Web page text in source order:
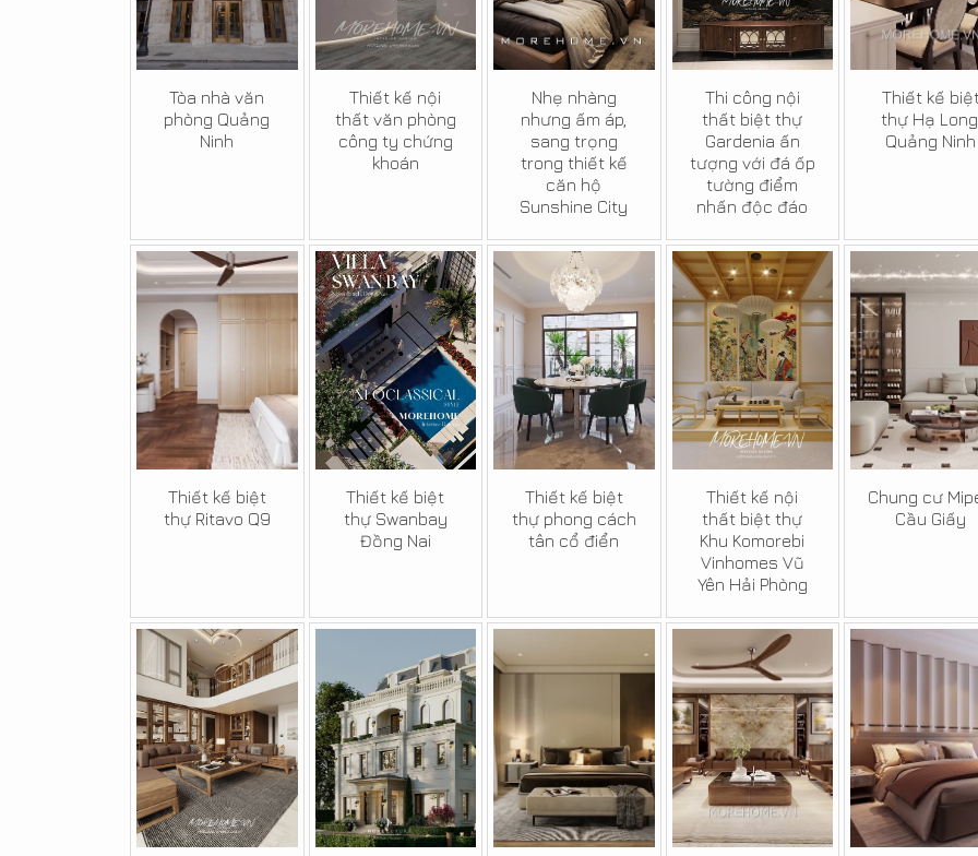
Tòa nhà văn
phòng Quảng
Ninh
Thiết kế nội
thất văn phòng
công ty chứng
khoán
Nhẹ nhàng
nhưng ấm áp,
sang trọng
trong thiết kế
căn hộ
Sunshine City
Thi công nội
thất biệt thự
Gardenia ấn
tượng với đá ốp
tường điểm
nhấn độc đáo
Thiết kế
thự Hạ
Quảng Ninh
Thiết kế biệt
thự Ritavo Q9
Thiết kế biệt
thự Swanbay
Đồng Nai
Thiết kế biệt
thự phong cách
tân cổ điển
Thiết kế nội
thất biệt thự
Khu Komorebi
Vinhomes Vũ
Yên Hải Phòng
Chung cư
Cầu Giấy